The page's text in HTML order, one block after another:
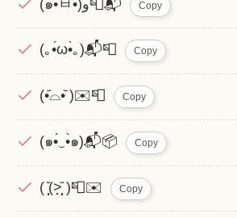
(๑•̀ㅂ•́)و📮📬 Copy
(｡•́ω•̀｡)📬📮 Copy
(•᷄⌓•᷅ )✉️📮 Copy
(๑•́‿•̀๑)📬📦 Copy
( ̩̩̩̆(˃̣̣̣̣̣̣̣̣̣̣̣̣̣̣̣̣̣̣̣̣̣̣̣̣̣̣̣̣̣̣̣̣̣̣̣̣̩̩̩̆ )📮✉️ Copy